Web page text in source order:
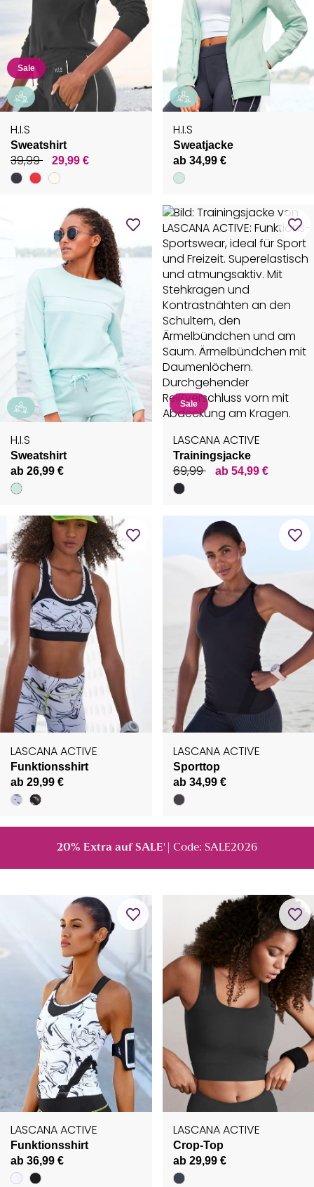
Sale
H.I.S
Sweatshirt
39,99 29,99 €
H.I.S
Sweatjacke
ab 34,99 €
H.I.S
Sweatshirt
ab 26,99 €
Sale
LASCANA ACTIVE
Trainingsjacke
69,99 ab 54,99 €
LASCANA ACTIVE
Funktionsshirt
ab 29,99 €
LASCANA ACTIVE
Sporttop
ab 34,99 €
20% Extra auf SALE ¹ | Code: SALE2026
LASCANA ACTIVE
Funktionsshirt
ab 36,99 €
LASCANA ACTIVE
Crop-Top
ab 29,99 €